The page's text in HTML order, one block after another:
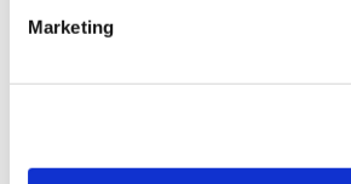
Marketing
I museets åbningstid